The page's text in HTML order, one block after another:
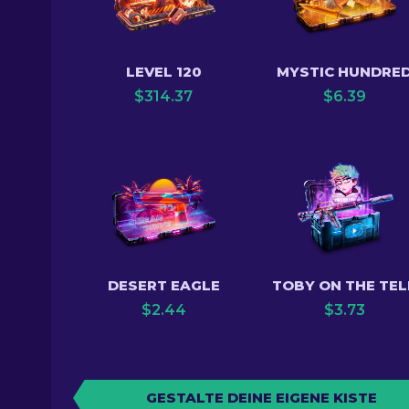
LEVEL 120
$314.37
MYSTIC
$6.39
DESERT EAGLE
$2.44
TOBY ON THE
$3.73
GESTALTE DEINE EIGENE KISTE